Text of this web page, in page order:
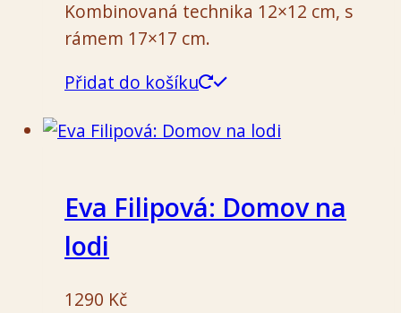
Kombinovaná technika 12×12 cm, s
rámem 17×17 cm.
Přidat do košíku
Eva Filipová: Domov na
lodi
1290 Kč